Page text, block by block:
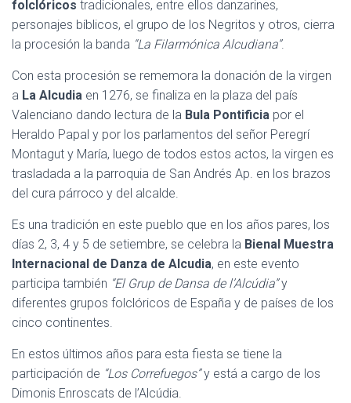
folclóricos tradicionales, entre ellos danzarines,
personajes bíblicos, el grupo de los Negritos y otros, cierra
la procesión la banda “La Filarmónica Alcudiana”.
Con esta procesión se rememora la donación de la virgen
a La Alcudia en 1276, se finaliza en la plaza del país
Valenciano dando lectura de la Bula Pontificia por el
Heraldo Papal y por los parlamentos del señor Peregrí
Montagut y María, luego de todos estos actos, la virgen es
trasladada a la parroquia de San Andrés Ap. en los brazos
del cura párroco y del alcalde.
Es una tradición en este pueblo que en los años pares, los
días 2, 3, 4 y 5 de setiembre, se celebra la Bienal Muestra
Internacional de Danza de Alcudia, en este evento
participa también “El Grup de Dansa de l’Alcúdia”y
diferentes grupos folclóricos de España y de países de los
cinco continentes.
En estos últimos años para esta fiesta se tiene la
participación de “Los Correfuegos”y está a cargo de los
Dimonis Enroscats de l’Alcúdia.